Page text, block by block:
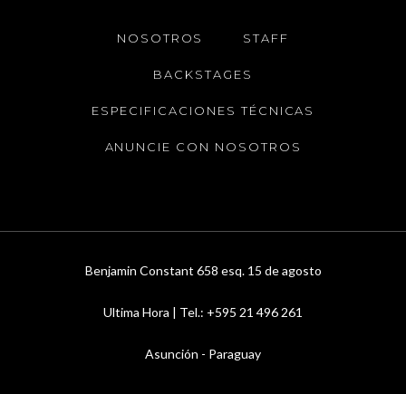
NOSOTROS STAFF
BACKSTAGES
ESPECIFICACIONES TÉCNICAS
ANUNCIE CON NOSOTROS
Benjamin Constant 658 esq. 15 de agosto
Ultima Hora | Tel.: +595 21 496 261
Asunción - Paraguay